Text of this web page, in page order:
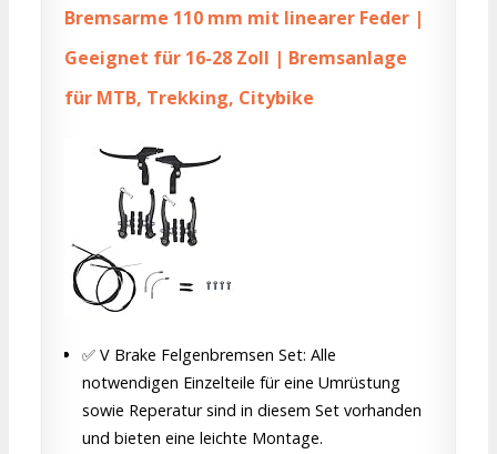
Bremsarme 110 mm mit linearer Feder |
Geeignet für 16-28 Zoll | Bremsanlage
für MTB, Trekking, Citybike
✅ V Brake Felgenbremsen Set: Alle
notwendigen Einzelteile für eine Umrüstung
sowie Reperatur sind in diesem Set vorhanden
und bieten eine leichte Montage.